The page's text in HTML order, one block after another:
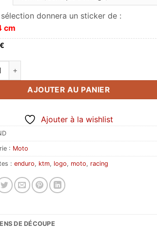
donnera un sticker de :
cm
€
de KTM Racing
AJOUTER AU PANIER
Ajouter à la wishlist
: Moto
:enduro, ktm, logo, moto, racing
DE DÉCOUPE